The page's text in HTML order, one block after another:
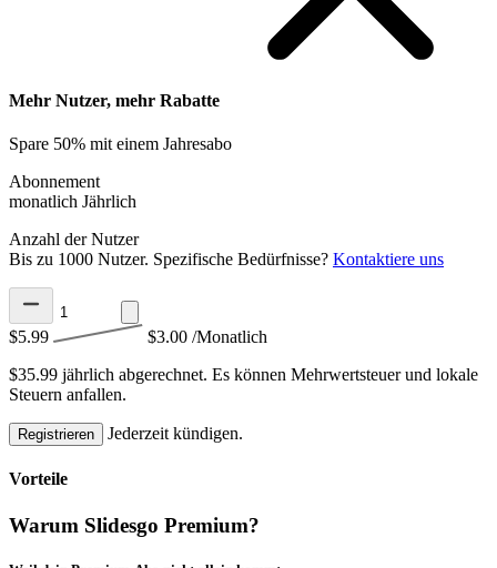
Mehr Nutzer, mehr Rabatte
Spare 50% mit einem Jahresabo
Abonnement
monatlich Jährlich
Anzahl der Nutzer
Bis zu 1000 Nutzer. Spezifische Bedürfnisse? Kontaktiere uns
$5.99 $3.00 /Monatlich
$35.99 jährlich abgerechnet. Es können Mehrwertsteuer und lokale
Steuern anfallen.
Registrieren Jederzeit kündigen.
Vorteile
Warum Slidesgo Premium?